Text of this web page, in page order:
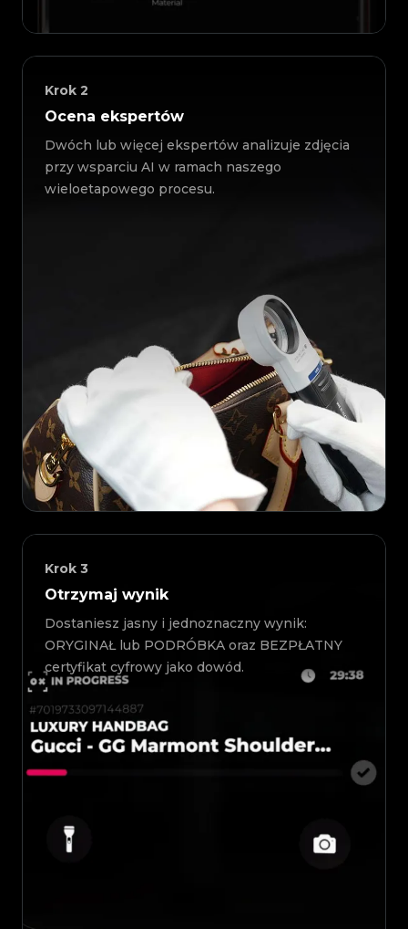
Krok 2
Ocena ekspertów
Dwóch lub więcej ekspertów analizuje zdjęcia
przy wsparciu AI w ramach naszego
wieloetapowego procesu.
Krok 3
Otrzymaj wynik
Dostaniesz jasny i jednoznaczny wynik:
ORYGINAŁ lub PODRÓBKA oraz BEZPŁATNY
certyfikat cyfrowy jako dowód.